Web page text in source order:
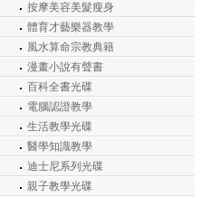
按摩美容美髮瘦身
體育才藝樂器教學
風水算命宗教典籍
漫畫小說有聲書
百科全書光碟
電腦認證教學
生活教學光碟
醫學知識教學
迪士尼系列光碟
親子教學光碟